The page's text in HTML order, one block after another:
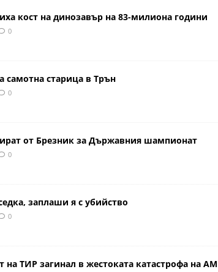
кост на динозавър на 83-милиона години
0
самотна старица в Трън
0
от Брезник за Държавния шампионат
0
заплаши я с убийство
0
ТИР загинал в жестоката катастрофа на АМ